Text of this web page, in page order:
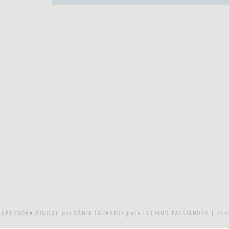
DIGITAL por VÂNIA CAPARROZ para LUCIANO PASSIANOTO |